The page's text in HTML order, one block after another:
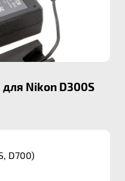
Nikon D300S
D700)